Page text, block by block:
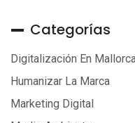
Categorías
Digitalización En
Humanizar La Marca
Marketing Digital